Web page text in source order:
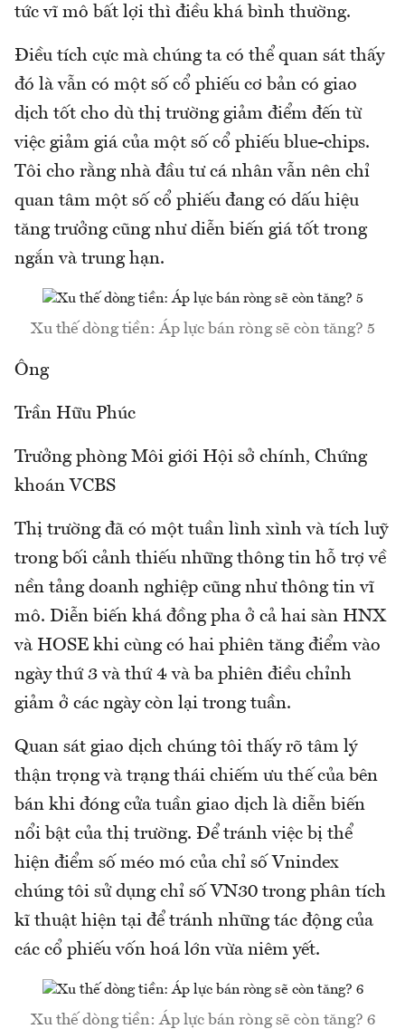
tức vĩ mô bất lợi thì điều khá bình thường.
Điều tích cực mà chúng ta có thể quan sát thấy
đó là vẫn có một số cổ phiếu cơ bản có giao
dịch tốt cho dù thị trường giảm điểm đến từ
việc giảm giá của một số cổ phiếu blue-chips.
Tôi cho rằng nhà đầu tư cá nhân vẫn nên chỉ
quan tâm một số cổ phiếu đang có dấu hiệu
tăng trưởng cũng như diễn biến giá tốt trong
ngắn và trung hạn.
Xu thế dòng tiền: Áp lực bán ròng sẽ còn tăng? 5
Ông
Trần Hữu Phúc
Trưởng phòng Môi giới Hội sở chính, Chứng
khoán VCBS
Thị trường đã có một tuần lình xình và tích luỹ
trong bối cảnh thiếu những thông tin hỗ trợ về
nền tảng doanh nghiệp cũng như thông tin vĩ
mô. Diễn biến khá đồng pha ở cả hai sàn HNX
và HOSE khi cùng có hai phiên tăng điểm vào
ngày thứ 3 và thứ 4 và ba phiên điều chỉnh
giảm ở các ngày còn lại trong tuần.
Quan sát giao dịch chúng tôi thấy rõ tâm lý
thận trọng và trạng thái chiếm ưu thế của bên
bán khi đóng cửa tuần giao dịch là diễn biến
nổi bật của thị trường. Để tránh việc bị thể
hiện điểm số méo mó của chỉ số Vnindex
chúng tôi sử dụng chỉ số VN30 trong phân tích
kĩ thuật hiện tại để tránh những tác động của
các cổ phiếu vốn hoá lớn vừa niêm yết.
Xu thế dòng tiền: Áp lực bán ròng sẽ còn tăng? 6